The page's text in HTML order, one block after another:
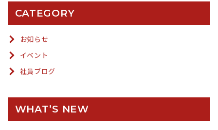
CATEGORY
お知らせ
イベント
社員ブログ
WHAT’S NEW